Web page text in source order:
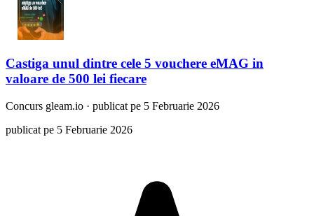
Castiga unul dintre cele 5 vouchere eMAG in
valoare de 500 lei fiecare
Concurs gleam.io · publicat pe 5 Februarie 2026
publicat pe 5 Februarie 2026